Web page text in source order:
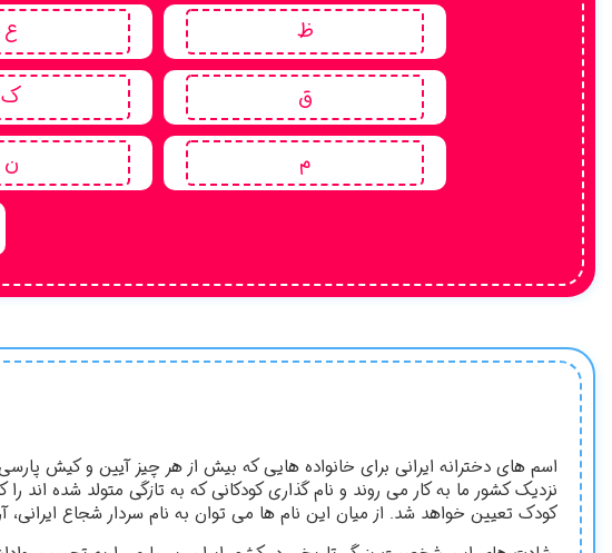
ظ ع
ق ک
م ن
اسم های دخترانه ایرانی برای خانواده هایی که بیش از هر چیز آیین و کیش
نزدیک کشور ما به کار می روند و نام گذاری کودکانی که به تازگی متولد شده اند
کودک تعیین خواهد شد. از میان این نام ها می توان به نام سردار شجاع ایرانی،